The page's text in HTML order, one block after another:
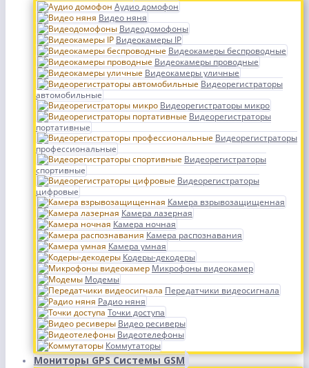
Аудио домофон
Видео няня
Видеодомофоны
Видеокамеры IP
Видеокамеры беспроводные
Видеокамеры проводные
Видеокамеры уличные
Видеорегистраторы
автомобильные
Видеорегистраторы микро
Видеорегистраторы
портативные
Видеорегистраторы
профессиональные
Видеорегистраторы
спортивные
Видеорегистраторы
цифровые
Камера взрывозащищенная
Камера лазерная
Камера ночная
Камера распознавания
Камера умная
Кодеры-декодеры
Микрофоны видеокамер
Модемы
Передатчики видеосигнала
Радио няня
Точки доступа
Видео ресиверы
Видеотелефоны
Коммутаторы
Мониторы GPS Системы GSM